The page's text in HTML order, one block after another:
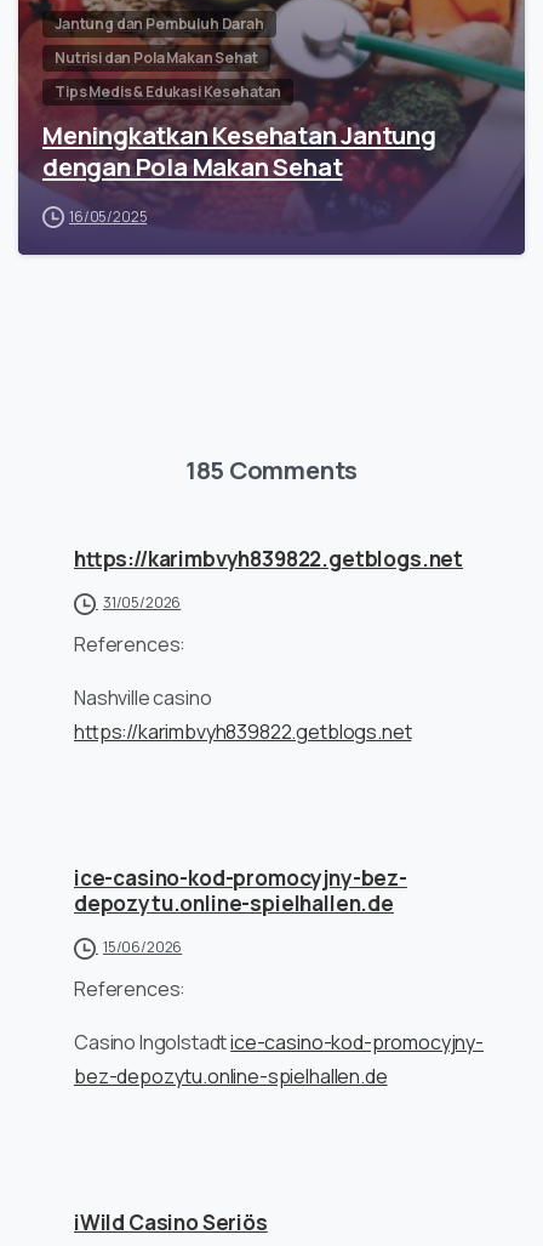
Jantung dan Pembuluh Darah
Nutrisi dan Pola Makan Sehat
Tips Medis & Edukasi Kesehatan
Meningkatkan Kesehatan Jantung
dengan Pola Makan Sehat
16/05/2025
185 Comments
https://karimbvyh839822.getblogs.net
31/05/2026
References:
Nashville casino
https://karimbvyh839822.getblogs.net
ice-casino-kod-promocyjny-bez-
depozytu.online-spielhallen.de
15/06/2026
References:
Casino Ingolstadtice-casino-kod-promocyjny-
bez-depozytu.online-spielhallen.de
iWild Casino Seriös